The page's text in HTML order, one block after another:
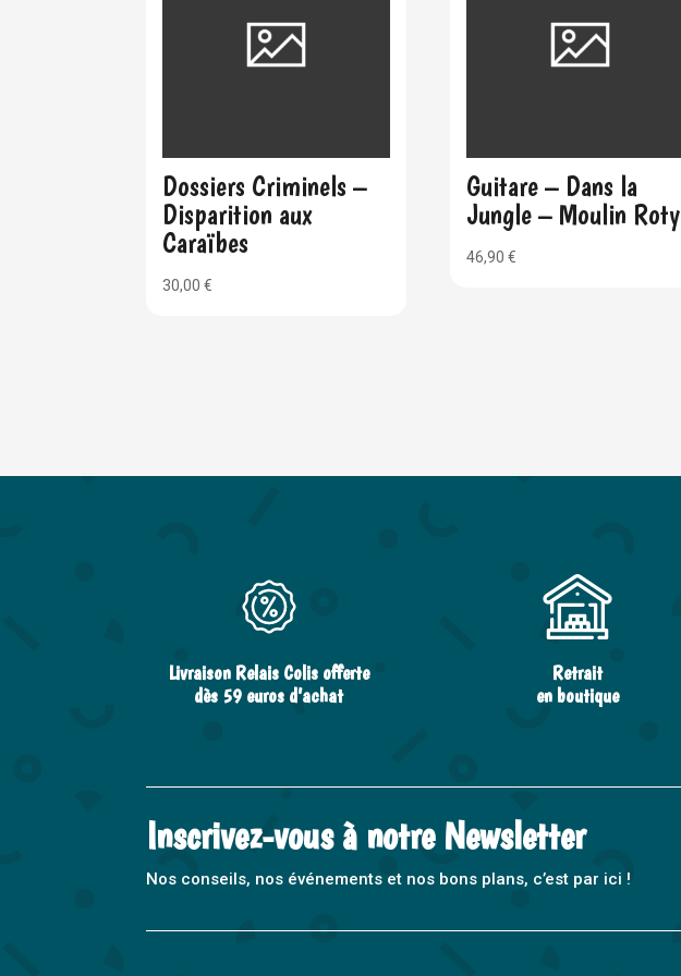
Dossiers Criminels –
Disparition aux
Caraïbes
30,00€
Guitare – Dans la
Jungle – Moulin Roty
46,90€
Livraison Relais Colis offerte
dès 59 euros d’achat
Retrait
en boutique
Inscrivez-vous à notre Newsletter
Nos conseils, nos événements et nos bons plans, c’est par ici !